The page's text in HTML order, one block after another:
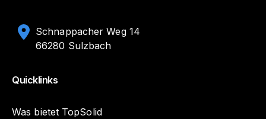
Schnappacher Weg 14
66280 Sulzbach
Quicklinks
Was bietet TopSolid